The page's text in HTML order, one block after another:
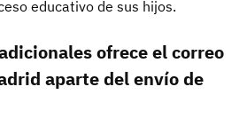
educativo de sus hijos.
ofrece el correo
aparte del envío de